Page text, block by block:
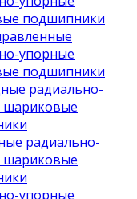
подшипники
упорные
подшипники
радиально-
шариковые
радиально-
шариковые
упорные